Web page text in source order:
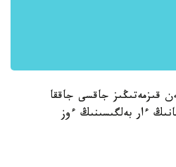
قىزمەتىڭىز جاقسى جاققا
ءار بەلگىسىنىڭ ءوز